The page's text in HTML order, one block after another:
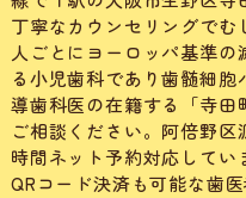
丁寧なカウンセリングでむ
人ごとにヨーロッパ基準
る小児歯科であり歯髄細
導歯科医の在籍する「寺田
ご相談ください。阿倍野
時間ネット予約対応してい
QRコード決済も可能な歯医